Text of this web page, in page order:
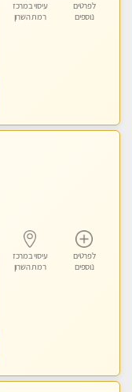
לפרטים
נוספים
עיסוי במרכז
רמת השרון
לפרטים
נוספים
עיסוי במרכז
רמת השרון